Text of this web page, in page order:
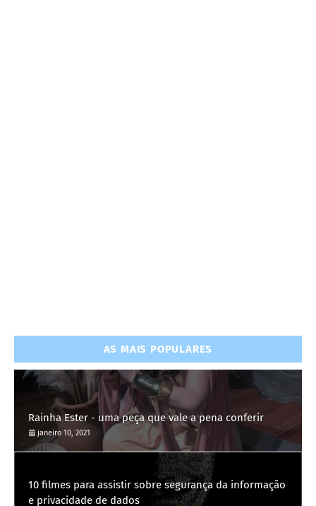
AS MAIS POPULARES
Rainha Ester - uma peça que vale a pena conferir
janeiro 10, 2021
10 filmes para assistir sobre segurança da informação
e privacidade de dados